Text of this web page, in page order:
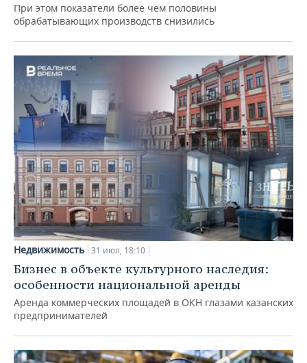
При этом показатели более чем половины
обрабатывающих производств снизились
Недвижимость 31 июл, 18:10
Бизнес в объекте культурного наследия:
особенности национальной аренды
Аренда коммерческих площадей в ОКН глазами казанских
предпринимателей